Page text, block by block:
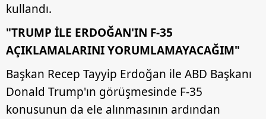
kullandı.
"TRUMP İLE ERDOĞAN'IN F-35
AÇIKLAMALARINI YORUMLAMAYACAĞIM"
Başkan Recep Tayyip Erdoğan ile ABD Başkanı
Donald Trump'ın görüşmesinde F-35
konusunun da ele alınmasının ardından